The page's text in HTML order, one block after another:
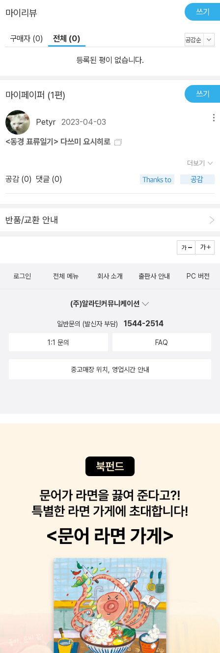
마이리뷰 쓰기
구매자 (0) 전체 (0)
등록된 평이 없습니다.
마이페이퍼 (1편) 쓰기
Petyr2023-04-03
<동경 표류일기> 다쓰미 요시히로
더보기
공감 (0) 댓글 (0)
반품/교환 안내
로그인 전체 메뉴 회사 소개 출판사 안내 PC 버전
(주)알라딘커뮤니케이션
일반문의 (발신자 부담) 1544-2514
1:1 문의 FAQ
중고매장 위치, 영업시간 안내